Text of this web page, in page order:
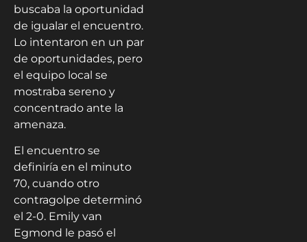
buscaba la oportunidad
de igualar el encuentro.
Lo intentaron en un par
de oportunidades, pero
el equipo local se
mostraba sereno y
concentrado ante la
amenaza.
El encuentro se
definiría en el minuto
70, cuando otro
contragolpe determinó
el 2-0. Emily van
Egmond le pasó el